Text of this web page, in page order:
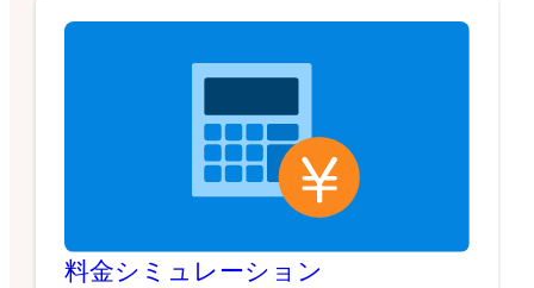
料金シミュレーション